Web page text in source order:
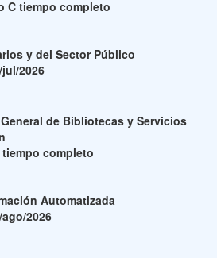
C tiempo completo
y del Sector Público
jul/2026
de Bibliotecas y Servicios
completo
Automatizada
2026